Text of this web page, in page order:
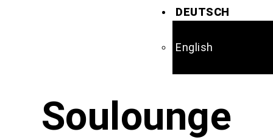
DEUTSCH
English
Soulounge